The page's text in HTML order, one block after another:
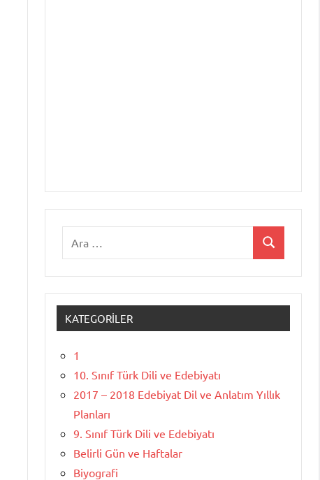
Ara
KATEGORILER
1
10. Sınıf Türk Dili ve Edebiyatı
2017 – 2018 Edebiyat Dil ve Anlatım Yıllık
Planları
9. Sınıf Türk Dili ve Edebiyatı
Belirli Gün ve Haftalar
Biyografi